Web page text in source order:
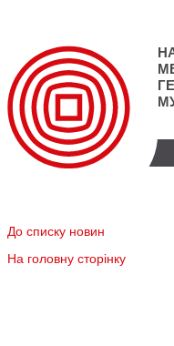
До списку новин
На головну сторінку